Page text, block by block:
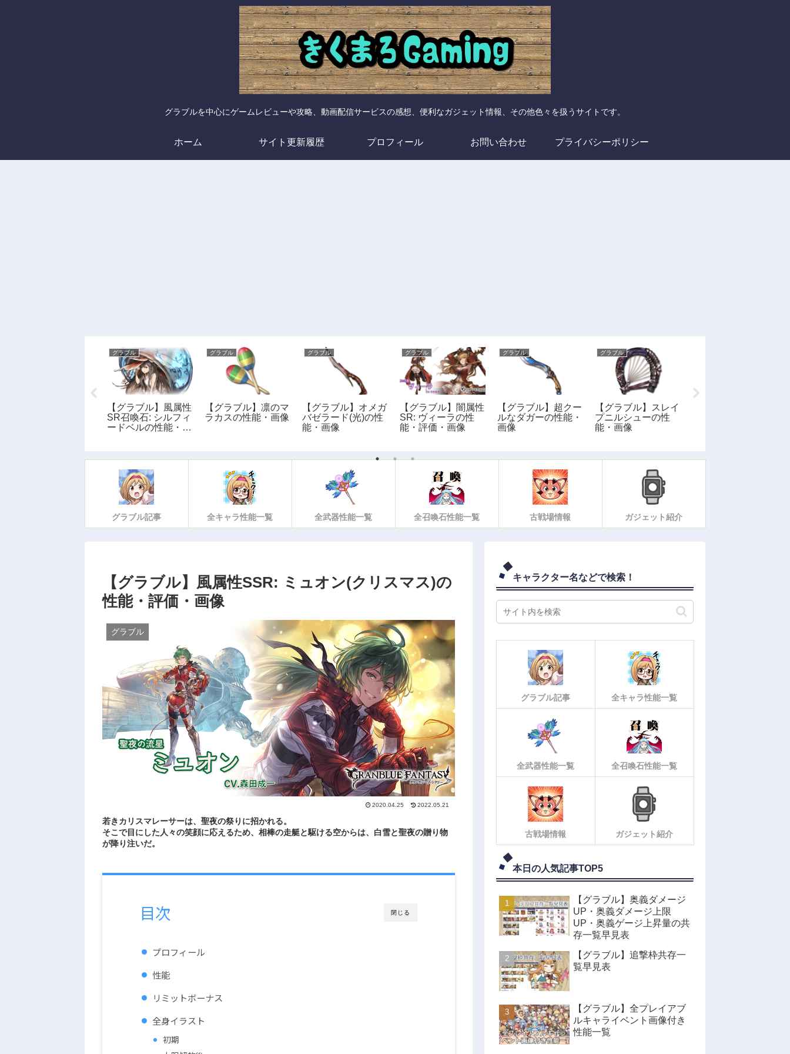
グラブルを中心にゲームレビューや攻略、動画配信サービスの感想、便利なガジェット情報、その他色々を扱うサイトです。
ホーム サイト更新履歴 プロフィール お問い合わせ プライバシーポリシー
グラブル
【グラブル】風属性
SR召喚石: シルフィ
ードベルの性能・評
グラブル
【グラブル】凛のマ
ラカスの性能・画像
グラブル
【グラブル】オメガ
バゼラード(光)の性
能・画像
グラブル
【グラブル】闇属性
SR: ヴィーラの性
能・評価・画像
グラブル
【グラブル】超クー
ルなダガーの性能・
画像
グラブル
【グラブル】スレイ
プニルシューの性
能・画像
グラブル記事 全キャラ性能一覧 全武器性能一覧 全召喚石性能一覧 古戦場情報 ガジェット紹介
【グラブル】風属性SSR: ミュオン(クリスマス)の
性能・評価・画像
グラブル
2020.04.25 2022.05.21
若きカリスマレーサーは、聖夜の祭りに招かれる。
そこで目にした人々の笑顔に応えるため、相棒の走艇と駆ける空からは、白雪と聖夜の贈り物
が降り注いだ。
閉じる
目次
プロフィール
性能
リミットボーナス
全身イラスト
初期
キャラクター名などで検索！
グラブル記事 全キャラ性能一覧
全武器性能一覧 全召喚石性能一覧
古戦場情報 ガジェット紹介
本日の人気記事TOP5
【グラブル】奥義ダメージ
UP・奥義ダメージ上限
UP・奥義ゲージ上昇量の共
存一覧早見表
【グラブル】追撃枠共存一
覧早見表
【グラブル】全プレイアブ
ルキャライベント画像付き
性能一覧